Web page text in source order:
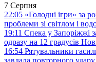
7 Серпня
22:05 «Голодні ігри» за
проблеми зі світлом і
19:11 Спека у Запоріжжі
одразу на 12 градусів
16:54 Рятувальники
завдала повторного удару